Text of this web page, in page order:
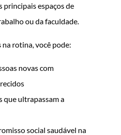
principais espaços de
ou da faculdade.
na rotina, você pode:
novas com
que ultrapassam a
social saudável na